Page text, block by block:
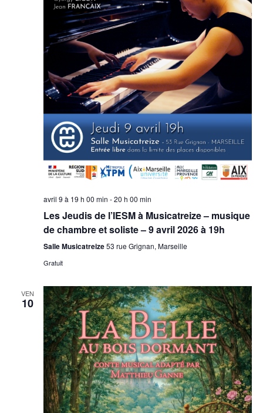
avril 9 à 19 h 00 min -20 h 00 min
Les Jeudis de l’IESM à Musicatreize – musique
de chambre et soliste – 9 avril 2026 à 19h
Salle Musicatreize53 rue Grignan, Marseille
Gratuit
VEN
10